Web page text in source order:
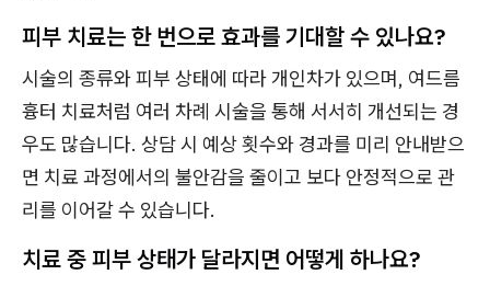
피부 치료는 한 번으로 효과를 기대할 수 있나요?
시술의 종류와 피부 상태에 따라 개인차가 있으며, 여드름
흉터 치료처럼 여러 차례 시술을 통해 서서히 개선되는 경
우도 많습니다. 상담 시 예상 횟수와 경과를 미리 안내받으
면 치료 과정에서의 불안감을 줄이고 보다 안정적으로 관
리를 이어갈 수 있습니다.
치료 중 피부 상태가 달라지면 어떻게 하나요?